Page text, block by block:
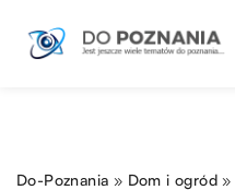
Do-Poznania » Dom i ogród »